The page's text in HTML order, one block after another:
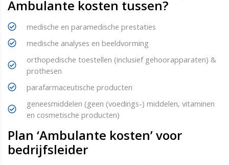
Ambulante kosten tussen?
medische en paramedische prestaties
medische analyses en beeldvorming
orthopedische toestellen (inclusief gehoorapparaten) &
prothesen
parafarmaceutische producten
geneesmiddelen (geen (voedings-) middelen, vitaminen
en cosmetische producten)
Plan ‘Ambulante kosten’ voor
bedrijfsleider